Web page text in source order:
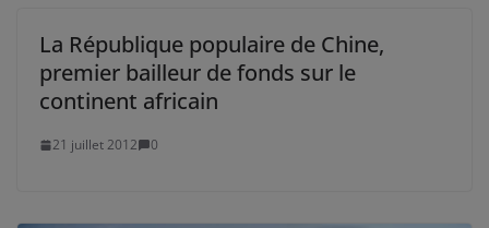
La République populaire de Chine,
premier bailleur de fonds sur le
continent africain
21 juillet 2012 0